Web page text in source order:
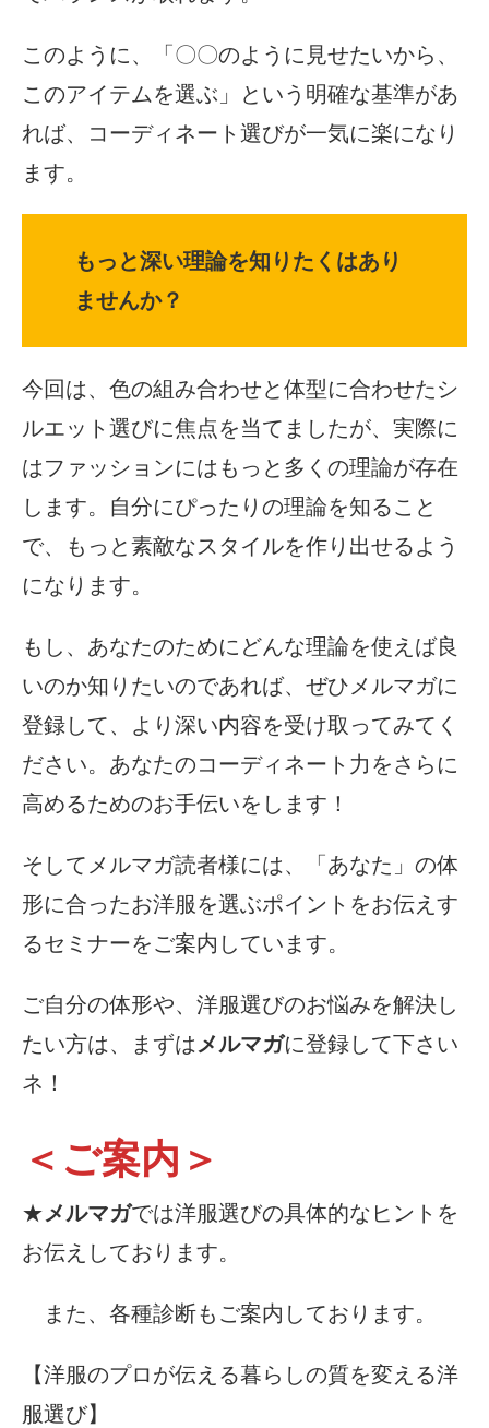
このように、「〇〇のように見せたいから、
このアイテムを選ぶ」という明確な基準があ
れば、コーディネート選びが一気に楽になり
ます。
もっと深い理論を知りたくはあり
ませんか？
今回は、色の組み合わせと体型に合わせたシ
ルエット選びに焦点を当てましたが、実際に
はファッションにはもっと多くの理論が存在
します。自分にぴったりの理論を知ること
で、もっと素敵なスタイルを作り出せるよう
になります。
もし、あなたのためにどんな理論を使えば良
いのか知りたいのであれば、ぜひメルマガに
登録して、より深い内容を受け取ってみてく
ださい。あなたのコーディネート力をさらに
高めるためのお手伝いをします！
そしてメルマガ読者様には、「あなた」の体
形に合ったお洋服を選ぶポイントをお伝えす
るセミナーをご案内しています。
ご自分の体形や、洋服選びのお悩みを解決し
たい方は、まずはメルマガに登録して下さい
ネ！
＜ご案内＞
★メルマガでは洋服選びの具体的なヒントを
お伝えしております。
また、各種診断もご案内しております。
【洋服のプロが伝える暮らしの質を変える洋
服選び】